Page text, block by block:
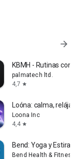
arrow_forward
KBMH - Rutinas con
palmatech ltd.
4,7 star
Loóna: calma,
Loona Inc
4,4 star
Bend: Yoga y
Bend Health & Fitness,